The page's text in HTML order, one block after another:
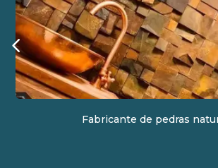
Fabricante de pedras